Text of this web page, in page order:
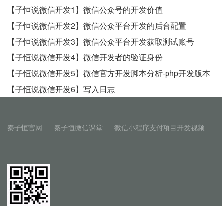
【子恒说微信开发1】微信公众号的开发价值
【子恒说微信开发2】微信公众平台开发的后台配置
【子恒说微信开发3】微信公众平台开发获取测试账号
【子恒说微信开发4】微信开发者的验证身份
【子恒说微信开发5】微信官方开发脚本分析-php开发版本
【子恒说微信开发6】写入日志
秦子恒官网 秦子恒微信课堂 微信小程序支付项目开发视频